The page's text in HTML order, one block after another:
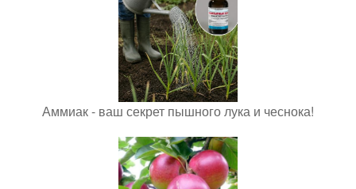
Аммиак - ваш секрет пышного лука и чеснока!